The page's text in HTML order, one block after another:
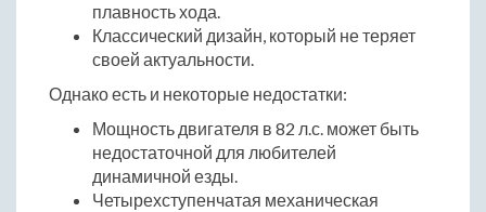
плавность хода.
Классический дизайн, который не теряет
своей актуальности.
Однако есть и некоторые недостатки:
Мощность двигателя в 82 л.с. может быть
недостаточной для любителей
динамичной езды.
Четырехступенчатая механическая